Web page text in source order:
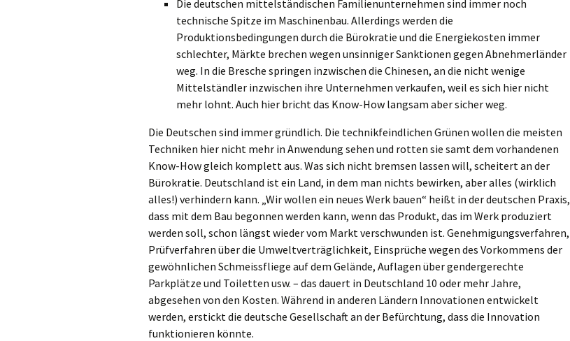
Die deutschen mittelständischen Familienunternehmen sind immer noch
technische Spitze im Maschinenbau. Allerdings werden die
Produktionsbedingungen durch die Bürokratie und die Energiekosten immer
schlechter, Märkte brechen wegen unsinniger Sanktionen gegen Abnehmerländer
weg. In die Bresche springen inzwischen die Chinesen, an die nicht wenige
Mittelständler inzwischen ihre Unternehmen verkaufen, weil es sich hier nicht
mehr lohnt. Auch hier bricht das Know-How langsam aber sicher weg.
Die Deutschen sind immer gründlich. Die technikfeindlichen Grünen wollen die meisten
Techniken hier nicht mehr in Anwendung sehen und rotten sie samt dem vorhandenen
Know-How gleich komplett aus. Was sich nicht bremsen lassen will, scheitert an der
Bürokratie. Deutschland ist ein Land, in dem man nichts bewirken, aber alles (wirklich
alles!) verhindern kann. „Wir wollen ein neues Werk bauen“ heißt in der deutschen Praxis,
dass mit dem Bau begonnen werden kann, wenn das Produkt, das im Werk produziert
werden soll, schon längst wieder vom Markt verschwunden ist. Genehmigungsverfahren,
Prüfverfahren über die Umweltverträglichkeit, Einsprüche wegen des Vorkommens der
gewöhnlichen Schmeissfliege auf dem Gelände, Auflagen über gendergerechte
Parkplätze und Toiletten usw. – das dauert in Deutschland 10 oder mehr Jahre,
abgesehen von den Kosten. Während in anderen Ländern Innovationen entwickelt
werden, erstickt die deutsche Gesellschaft an der Befürchtung, dass die Innovation
funktionieren könnte.